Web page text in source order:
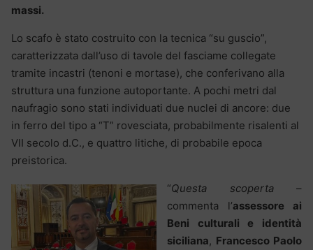
massi.
Lo scafo è stato costruito con la tecnica “su guscio”,
caratterizzata dall’uso di tavole del fasciame collegate
tramite incastri (tenoni e mortase), che conferivano alla
struttura una funzione autoportante. A pochi metri dal
naufragio sono stati individuati due nuclei di ancore: due
in ferro del tipo a “T” rovesciata, probabilmente risalenti al
VII secolo d.C., e quattro litiche, di probabile epoca
preistorica.
“Questa scoperta–
commenta l’assessore ai
Beni culturali e identità
siciliana, Francesco Paolo